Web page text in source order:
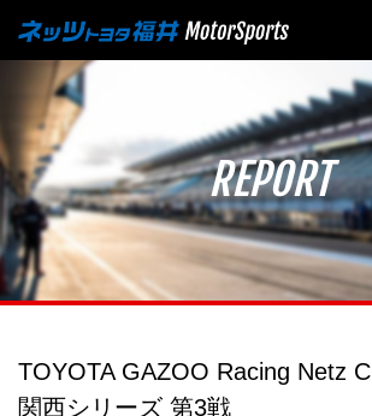
REPORT
TOYOTA GAZOO Racing Netz
関西シリーズ 第3戦